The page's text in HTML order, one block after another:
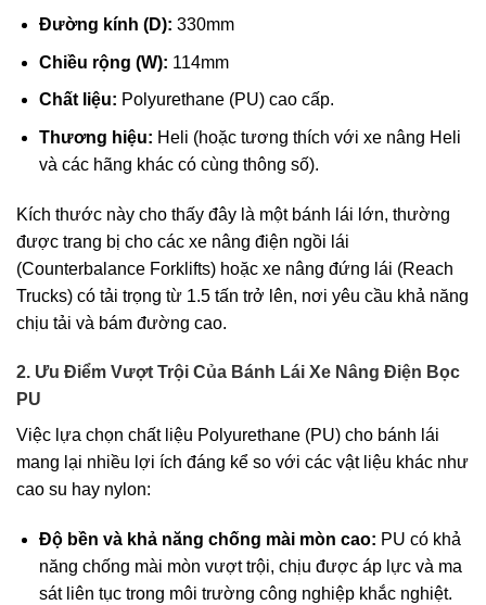
Đường kính (D): 330mm
Chiều rộng (W): 114mm
Chất liệu: Polyurethane (PU) cao cấp.
Thương hiệu: Heli (hoặc tương thích với xe nâng Heli
và các hãng khác có cùng thông số).
Kích thước này cho thấy đây là một bánh lái lớn, thường
được trang bị cho các xe nâng điện ngồi lái
(Counterbalance Forklifts) hoặc xe nâng đứng lái (Reach
Trucks) có tải trọng từ 1.5 tấn trở lên, nơi yêu cầu khả năng
chịu tải và bám đường cao.
2. Ưu Điểm Vượt Trội Của Bánh Lái Xe Nâng Điện Bọc
PU
Việc lựa chọn chất liệu Polyurethane (PU) cho bánh lái
mang lại nhiều lợi ích đáng kể so với các vật liệu khác như
cao su hay nylon:
Độ bền và khả năng chống mài mòn cao: PU có khả
năng chống mài mòn vượt trội, chịu được áp lực và ma
sát liên tục trong môi trường công nghiệp khắc nghiệt.